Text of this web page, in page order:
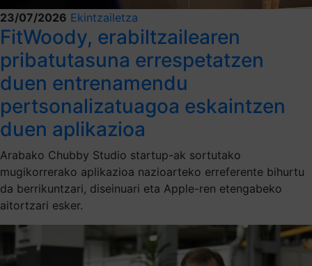
23/07/2026 Ekintzailetza
FitWoody, erabiltzailearen
pribatutasuna errespetatzen
duen entrenamendu
pertsonalizatuagoa eskaintzen
duen aplikazioa
Arabako Chubby Studio startup-ak sortutako
mugikorrerako aplikazioa nazioarteko erreferente bihurtu
da berrikuntzari, diseinuari eta Apple-ren etengabeko
aitortzari esker.